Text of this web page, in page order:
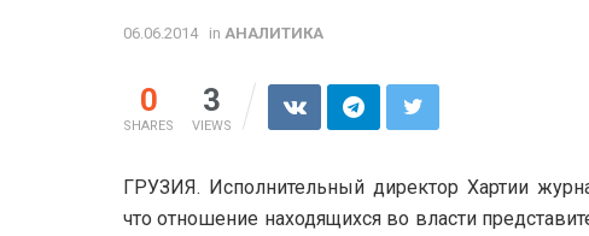
06.06.2014 in АНАЛИТИКА
0
SHARES
3
VIEWS
ГРУЗИЯ. Исполнительный директор Хартии
что отношение находящихся во власти